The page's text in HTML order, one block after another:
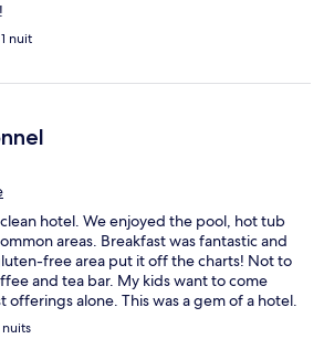
nuit
hotel. We enjoyed the pool, hot tub
areas. Breakfast was fantastic and
free area put it off the charts! Not to
and tea bar. My kids want to come
offerings alone. This was a gem of a hotel.